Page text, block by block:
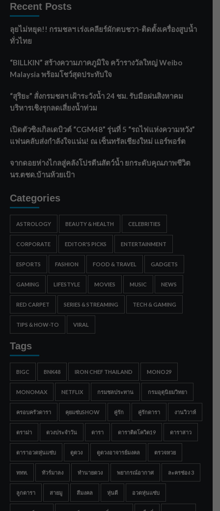
Recent Posts
ลุยไม่หยุด!! กรมชลฯ เร่งเคลียร์ผักตบชวา-ติดตั้งเครื่องสูบน้ำ
ทั่วไทย
“BILLKIN” สร้างความภาคภูมิใจ คว้ารางวัลใหญ่ Weibo
Malaysia พร้อมโชว์สุดประทับใจ
“สุริยะ” สั่งกรมชลฯ เฝ้าระวังน้ำ 24 ชม. รับมือฝนสิงหาคม
บริหารเชิงรุกลดเสี่ยงน้ำท่วม
เปิดตัวซิงเกิลเดบิวต์ “CGM48” รุ่นที่ 5 “รถไฟแห่งความหวัง”
แฟนคลับส่งกำลังใจแน่น! ณ เซ็นทรัลเชียงใหม่ แอร์พอร์ต
จากดอยห่างไกลสู่คลังโปรตีนสัตว์น้ำ ยกระดับคุณภาพชีวิต
นร.ตชด.บ้านห้วยเป้า
Categories
ASTROLOGY BEAUTY & HEALTH CELEBRITIES
CORPORATE EDITOR'S PICKS ENTERTAINMENT
ESPORTS FASHION FOOD & TRAVEL GADGETS
GAMING LIFESTYLE MOVIES MUSIC NEWS
RED CARPET SERIES & STREAMING TECH & GAMING
TIPS & HOW-TO VIRAL
Tags
BIGC BNK48 IRON CHEF THAILAND MONO29
MONOMAX NETFLIX กรมชลประทาน กรมอุตุนิยมวิทยา
ครอบครัวดารา คุยแซ่บSHOW คู่รัก คู่รักดารา งานวิวาห์
ดราม่า ดวงประจำวัน ดารา ดาราติดโควิด19 ดาราสาว
ดาราอวดหุ่นแซ่บ ดูดวง ดูดวงอาจารย์มงคล ตรวจหวย
ททท. ทัวร์มาลง ทำนายดวง พยากรณ์อากาศ ละครช่อง 3
ลูกดารา สายมู สีมงคล หุ่นดี อวดหุ่นแซ่บ